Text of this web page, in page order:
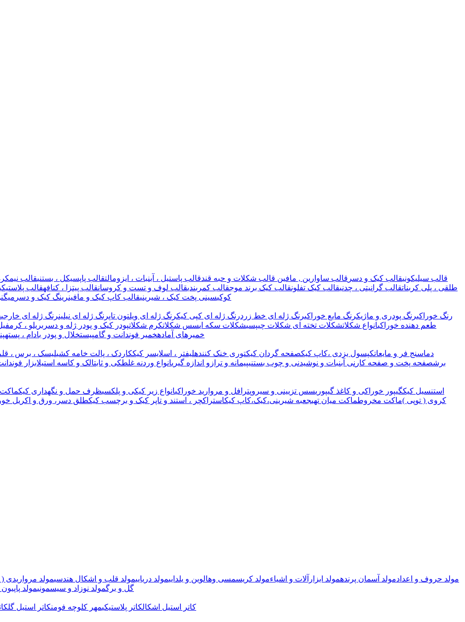
قالب سیلیکونیقالب کیک و دسر قالب ساوارین , مافین قالب شکلات و حبه قندقالب پاستیل ، آبنبات ، ایزومالتقالب پاپسیکل ، بستنیقالب
طلقی ، پلی کربناتقالب گرانیتی ، چدنیقالب کیک تفلونقالب کیک برند موجقالب کمربندیقالب لوف و تست و کروسانقالب پیتزا ، کنافهقالب
کوکیسینی پخت کیک ، شیرینیقالب کاپ کیک و مافینرینگ کیک و دسر
رنگ خوراکیرنگ پودری و ماژیکرنگ مایع خوراکیرنگ ژله ای خط زردرنگ ژله ای کپی کیکرنگ ژله ای ویلتون تاپرنگ ژله ای نیلینرنگ ژله ای خارجی
طعم دهنده خوراکیانواع شکلاتشکلات تخته ای شکلات چیپسیشکلات سکه ایسس شکلاتکرم شکلاتپودر کیک و پودر ژله و دسر بریلو ،
خمیرهای آمادهخمیر فوندانت و گامپیستخلال و پودر بادام ، پسته
دماسنج فر و مایعاتکپسول یزدی ،کاپ کیکصفحه گردان کیکتوری خنک کنندهلیفتر ، اسلایسر کیککاردک ، پالت خامه کشیلیسک ، برس ،
برشصفحه پخت و صفحه کار نی آبنبات و نوشیدنی و چوب بستنیپیمانه و ترازو اندازه گیریانواع وردنه غلطکی و ثابتالک و کاسه استیلابزار
استنسیل کیکگیپور خوراکی و کاغذ گیپوریسس تزیینی و سیروپترافل و مروارید خوراکیانواع زیر کیکی و پلکسیظرف حمل و نگهداری کیکماکت
کروی ( توپی )ماکت مخروطماکت میان تهیجعبه شیرینی،کیک،کاپ کیکاستراکچر ، استند و تاپر کیک و برچسب کیکطلق دسر، ورق و اکریل
مولد حروف و اعدادمولد آسمان پرندهمولد ابزارآلات و اشیاءمولد کریسمسی وهالوین و یلداییمولد دریاییمولد قلب و اشکال هندسیمولد مرواریدی
گل و برگمولد نوزاد و سیسمونیمولد
کاتر استیل اشکالکاتر پلاستیکیمهر کلوچه فومنکاتر استیل گل